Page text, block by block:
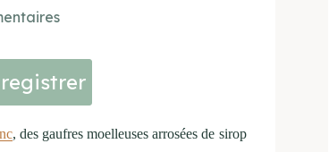
, des gaufres moelleuses arrosées de sirop